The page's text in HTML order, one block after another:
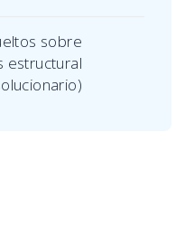
sobre
estructural